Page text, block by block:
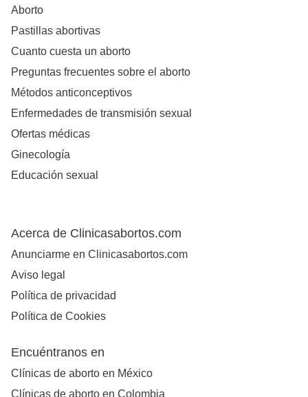
Aborto
Pastillas abortivas
Cuanto cuesta un aborto
Preguntas frecuentes sobre el aborto
Métodos anticonceptivos
Enfermedades de transmisión sexual
Ofertas médicas
Ginecología
Educación sexual
Acerca de Clinicasabortos.com
Anunciarme en Clinicasabortos.com
Aviso legal
Política de privacidad
Política de Cookies
Encuéntranos en
Clínicas de aborto en México
Clínicas de aborto en Colombia